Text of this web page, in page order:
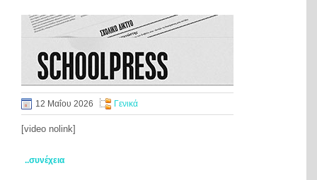
12 Μαΐου 2026 Γενικά
[video nolink]
..συνέχεια